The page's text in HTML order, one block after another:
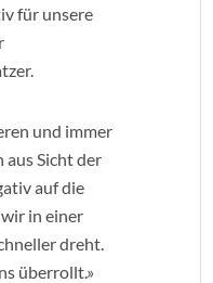
für unsere
und immer
aus Sicht der
auf die
wir in einer
dreht.
überrollt.»